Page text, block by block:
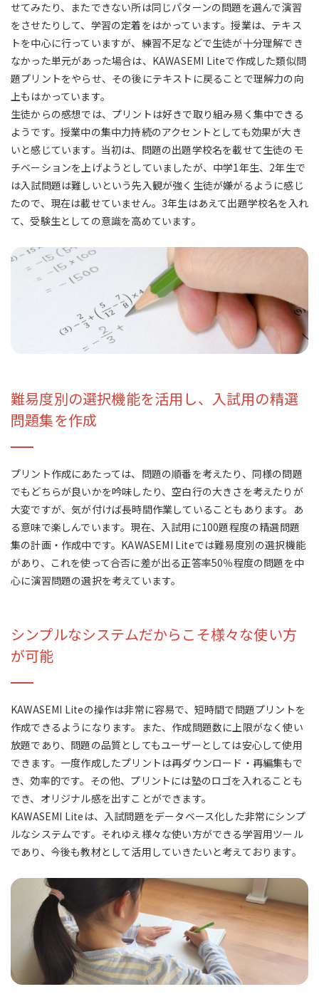
せてみたり、またできない所は同じパターンの問題を選んで演習
をさせたりして、学習の定着をはかっています。授業は、テキス
トを中心に行っていますが、練習不足などで生徒が十分理解でき
なかった単元があった場合は、KAWASEMI Liteで作成した類似問
題プリントをやらせ、その後にテキストに戻ることで理解力の向
上もはかっています。
生徒からの感想では、プリントは好きで取り組み易く集中できる
ようです。授業中の集中力持続のアクセントとしても効果が大き
いと感じています。当初は、問題の出題学校名を載せて生徒のモ
チベーションを上げようとしていましたが、中学1年生、2年生で
は入試問題は難しいという先入観が強く生徒が嫌がるように感じ
たので、現在は載せていません。3年生はあえて出題学校名を入れ
て、受験生としての意識を高めています。
難易度別の選択機能を活用し、入試用の精選
問題集を作成
プリント作成にあたっては、問題の順番を考えたり、同様の問題
でもどちらが良いかを吟味したり、空白行の大きさを考えたりが
大変ですが、気が付けば長時間作業していることもあります。あ
る意味で楽しんでいます。現在、入試用に100題程度の精選問題
集の計画・作成中です。KAWASEMI Liteでは難易度別の選択機能
があり、これを使って合否に差が出る正答率50％程度の問題を中
心に演習問題の選択を考えています。
シンプルなシステムだからこそ様々な使い方
が可能
KAWASEMI Liteの操作は非常に容易で、短時間で問題プリントを
作成できるようになります。また、作成問題数に上限がなく使い
放題であり、問題の品質としてもユーザーとしては安心して使用
できます。一度作成したプリントは再ダウンロード・再編集もで
き、効率的です。その他、プリントには塾のロゴを入れることも
でき、オリジナル感を出すことができます。
KAWASEMI Liteは、入試問題をデータベース化した非常にシンプ
ルなシステムです。それゆえ様々な使い方ができる学習用ツール
であり、今後も教材として活用していきたいと考えております。